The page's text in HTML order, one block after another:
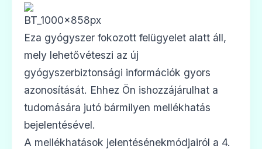
Eza gyógyszer fokozott felügyelet alatt áll,
mely lehetővéteszi az új
gyógyszerbiztonsági információk gyors
azonosítását. Ehhez Ön ishozzájárulhat a
tudomására jutó bármilyen mellékhatás
bejelentésével.
A mellékhatások jelentésénekmódjairól a 4.